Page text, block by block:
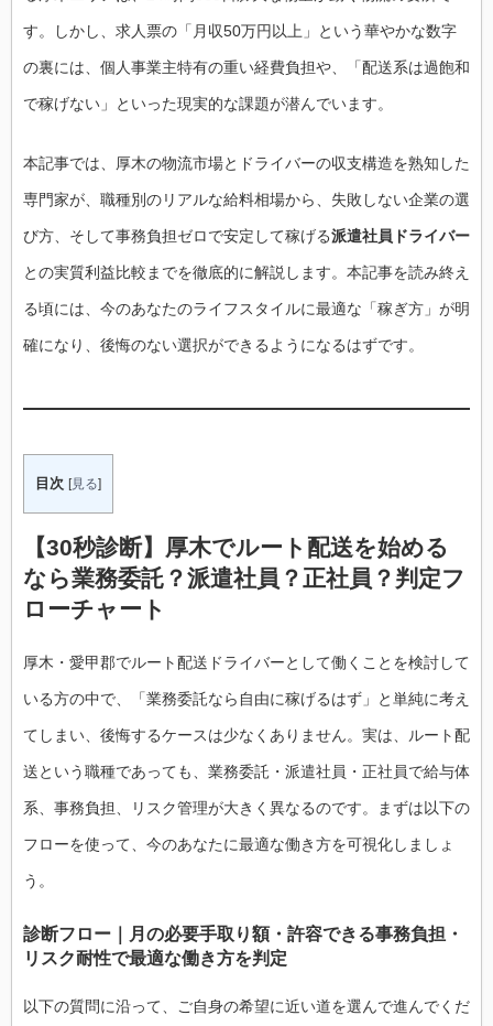
す。しかし、求人票の「月収50万円以上」という華やかな数字
の裏には、個人事業主特有の重い経費負担や、「配送系は過飽和
で稼げない」といった現実的な課題が潜んでいます。
本記事では、厚木の物流市場とドライバーの収支構造を熟知した
専門家が、職種別のリアルな給料相場から、失敗しない企業の選
び方、そして事務負担ゼロで安定して稼げる派遣社員ドライバー
との実質利益比較までを徹底的に解説します。本記事を読み終え
る頃には、今のあなたのライフスタイルに最適な「稼ぎ方」が明
確になり、後悔のない選択ができるようになるはずです。
目次 [見る]
【30秒診断】厚木でルート配送を始める
なら業務委託？派遣社員？正社員？判定フ
ローチャート
厚木・愛甲郡でルート配送ドライバーとして働くことを検討して
いる方の中で、「業務委託なら自由に稼げるはず」と単純に考え
てしまい、後悔するケースは少なくありません。実は、ルート配
送という職種であっても、業務委託・派遣社員・正社員で給与体
系、事務負担、リスク管理が大きく異なるのです。まずは以下の
フローを使って、今のあなたに最適な働き方を可視化しましょ
う。
診断フロー｜月の必要手取り額・許容できる事務負担・
リスク耐性で最適な働き方を判定
以下の質問に沿って、ご自身の希望に近い道を選んで進んでくだ